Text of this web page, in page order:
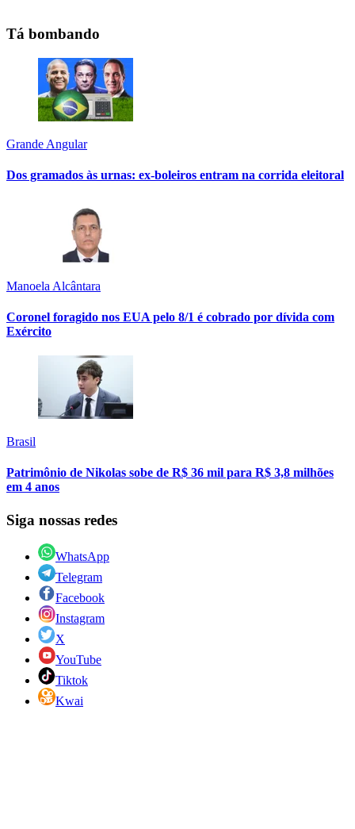
Tá bombando
Grande Angular
Dos gramados às urnas: ex-boleiros entram na corrida eleitoral
Manoela Alcântara
Coronel foragido nos EUA pelo 8/1 é cobrado por dívida com
Exército
Brasil
Patrimônio de Nikolas sobe de R$ 36 mil para R$ 3,8 milhões
em 4 anos
Siga nossas redes
WhatsApp
Telegram
Facebook
Instagram
X
YouTube
Tiktok
Kwai